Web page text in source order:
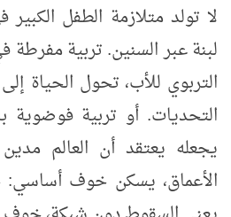
لا تولد متلازمة الطفل
لبنة عبر السنين. تربية مفرطة
التربوي للأب، تحول الحياة
التحديات. أو تربية فوضوية
يجعله يعتقد أن العالم
الأعماق، يسكن خوف